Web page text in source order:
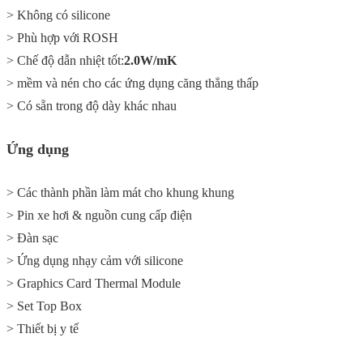
> Không có silicone
> Phù hợp với ROSH
> Chế độ dẫn nhiệt tốt:2.0W/mK
> mềm và nén cho các ứng dụng căng thẳng thấp
> Có sẵn trong độ dày khác nhau
Ứng dụng
> Các thành phần làm mát cho khung khung
> Pin xe hơi & nguồn cung cấp điện
> Đàn sạc
> Ứng dụng nhạy cảm với silicone
> Graphics Card Thermal Module
> Set Top Box
> Thiết bị y tế